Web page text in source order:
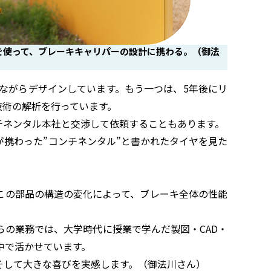
って、ブレーキキャリパーの設計に携わる。（御法
らデザインしています。もう一つは、5年後にリ
の解析を行っています。
タル本社と交渉して依頼することもあります。
わった”コンチネンタル”と書かれたタイヤを見た
部品の構造の変化によって、ブレーキ全体の性能
業務では、大学時代に授業で学んだ製図・CAD・
活かせています。
大きな喜びを実感します。（御法川さん）